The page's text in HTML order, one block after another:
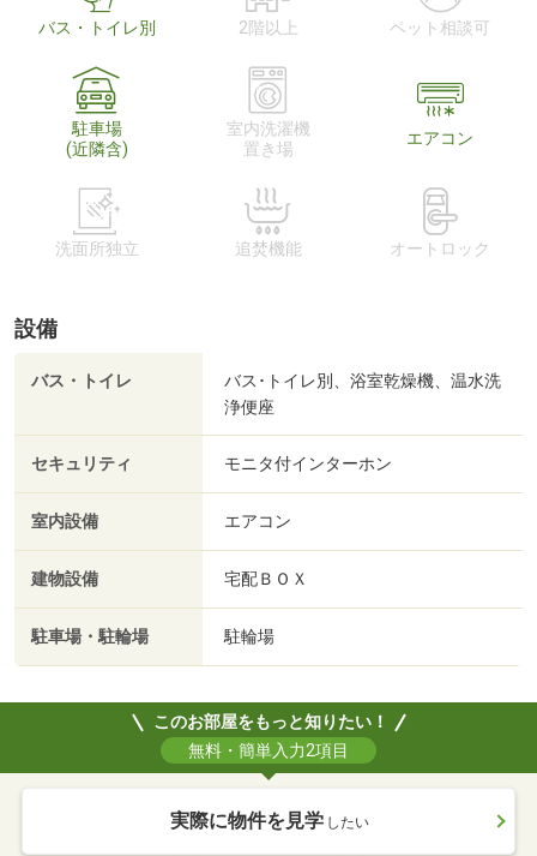
バス・トイレ別 2階以上 ペット相談可
駐車場
(近隣含)
室内洗濯機
置き場
エアコン
洗面所独立 追焚機能 オートロック
設備
バス・トイレ
バス･トイレ別、浴室乾燥機、温水洗
浄便座
セキュリティ モニタ付インターホン
室内設備 エアコン
建物設備 宅配ＢＯＸ
駐車場・駐輪場 駐輪場
このお部屋をもっと知りたい！
無料・簡単入力2項目
実際に物件を見学 したい